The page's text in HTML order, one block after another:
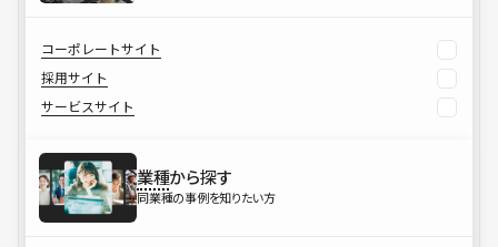
コーポレートサイト
採用サイト
サービスサイト
業種から探す
同業種の事例を知りたい方